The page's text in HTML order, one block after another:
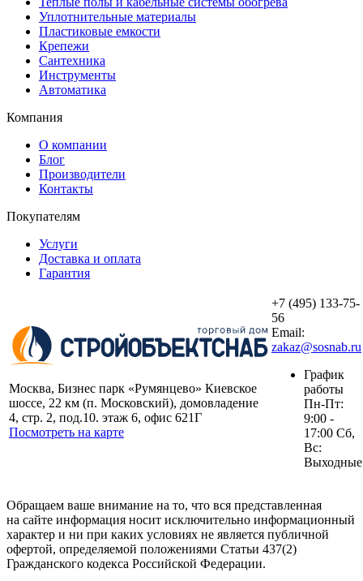
Уплотнительные материалы
Пластиковые емкости
Крепежи
Сантехника
Инструменты
Автоматика
Компания
О компании
Блог
Производители
Контакты
Покупателям
Услуги
Доставка и оплата
Гарантия
Москва, Бизнес парк «Румянцево» Киевское
шоссе, 22 км (п. Московский), домовладение
4, стр. 2, под.10. этаж 6, офис 621Г
Посмотреть на карте
+7 (495) 133-75-
56
Email:
zakaz@sosnab.ru
График
работы
Пн-Пт:
9:00 -
17:00 Сб,
Вс:
Выходные
Обращаем ваше внимание на то, что вся представленная
на сайте информация носит исключительно информационный
характер и ни при каких условиях не является публичной
офертой, определяемой положениями Статьи 437(2)
Гражданского кодекса Российской Федерации.